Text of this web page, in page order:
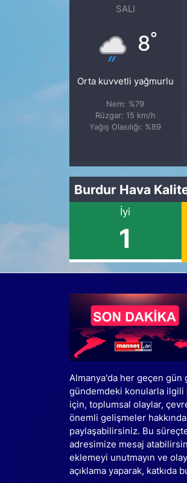
SALI
8°
Orta kuvvetli yağmurlu
Nem: %79
Rüzgar: 15 km/h
Yağış Olasılığı: %89
Burdur Hava
İyi
1
Almanya'da her geçen gün
gündemdeki konularla ilgili
için, toplumsal olaylar,
önemli gelişmeler
paylaşabilirsiniz. Bu
adresimize mesaj
eklemeyi unutmayın ve
açıklama yaparak, katkıda